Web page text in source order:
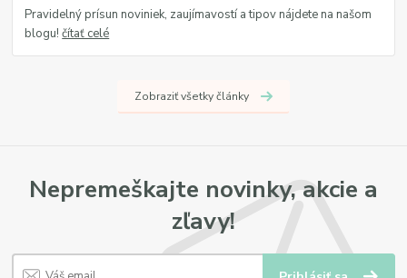
Pravidelný prísun noviniek, zaujímavostí a tipov nájdete na našom
blogu!čítať celé
Zobraziť všetky články
Nepremeškajte novinky, akcie a
zľavy!